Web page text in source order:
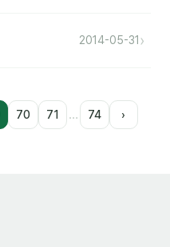
2014-05-31 ›
70 71 … 74 ›